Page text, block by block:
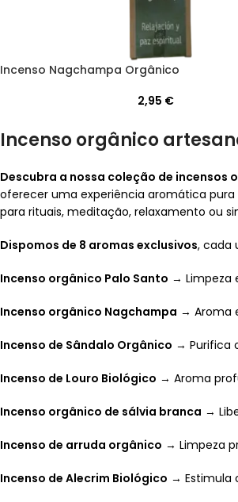
Incenso Nagchampa Orgânico
2,95 €
Incenso orgânico
Descubra a nossa coleção de incensos
oferecer uma experiência aromática pura
para rituais, meditação, relaxamento ou
Dispomos de 8 aromas exclusivos, cada
Incenso orgânico Palo Santo → Limpeza
Incenso orgânico Nagchampa → Aroma
Incenso de Sândalo Orgânico → Purifica
Incenso de Louro Biológico → Aroma
Incenso orgânico de sálvia branca →
Incenso de arruda orgânico → Limpeza
Incenso de Alecrim Biológico → Estimula